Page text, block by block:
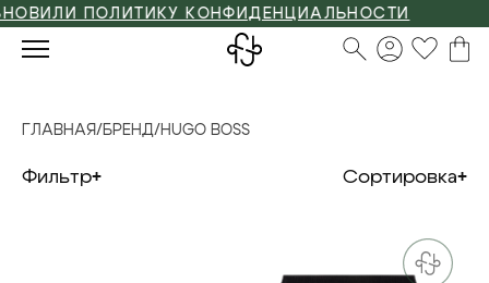
ПОЛИТИКУ КОНФИДЕНЦИАЛЬНОСТИ
ГЛАВНАЯ/ БРЕНД/ HUGO BOSS
Фильтр Сортировка